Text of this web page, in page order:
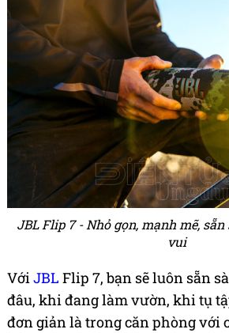
JBL Flip 7 - Nhỏ gọn, mạnh mẽ,
vui
VớiJBL Flip 7, bạn sẽ luôn sẵn
đâu, khi đang làm vườn, khi tụ
đơn giản là trong căn phòng với